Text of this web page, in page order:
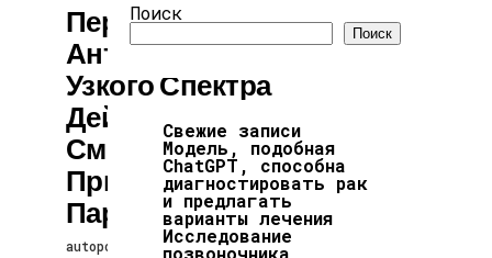
Первый
Антибиотик
Узкого Спектра
Действия
Сможет Помочь
При Лечения
Пародонтита
autopodcast 30.07.2026
Поиск
Поиск
Свежие записи
Модель, подобная
ChatGPT, способна
диагностировать рак
и предлагать
варианты лечения
Исследование
позвоночника